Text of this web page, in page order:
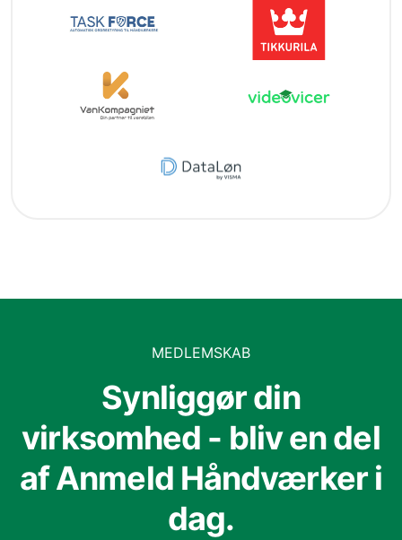
MEDLEMSKAB
Synliggør din
virksomhed - bliv en del
af Anmeld Håndværker i
dag.